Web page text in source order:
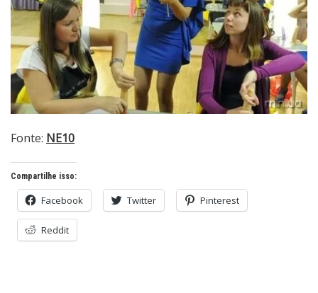
Fonte: NE10
Compartilhe isso:
Facebook Twitter Pinterest
Reddit